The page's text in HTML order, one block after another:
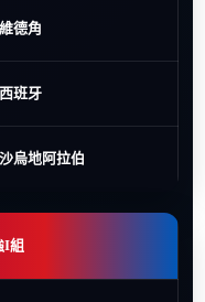
德角
班牙
烏地阿拉伯
I組